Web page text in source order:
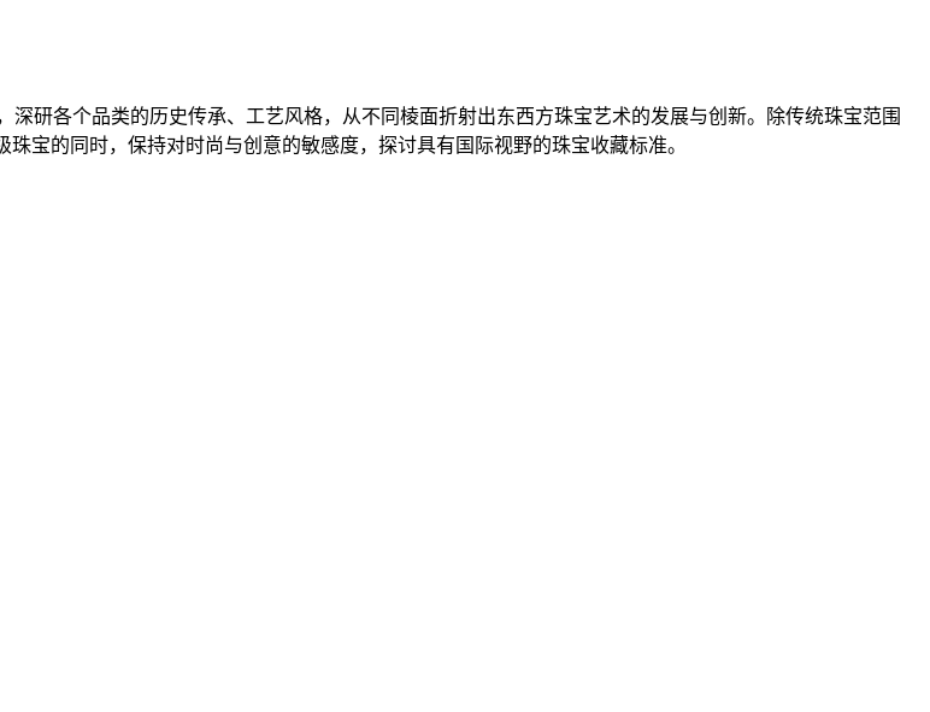
研各个品类的历史传承、工艺风格，从不同棱面折射出东西方珠宝艺术的发展与创新。除传统珠宝范围
宝的同时，保持对时尚与创意的敏感度，探讨具有国际视野的珠宝收藏标准。